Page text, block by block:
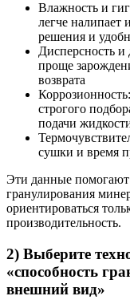
Влажность и
легче
решения и
Дисперсность
проще
возврата
строгого
подачи
сушки и время
Эти данные помогают
гранулирования
ориентироваться
производительность.
2) Выберите
«способность
внешний вид»